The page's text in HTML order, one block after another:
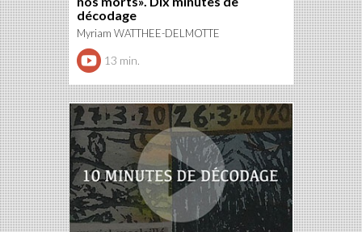
décodage
Myriam WATTHEE-DELMOTTE
13 min.